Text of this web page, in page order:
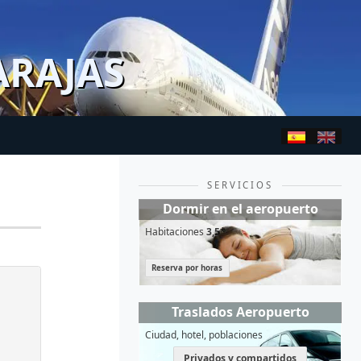
SERVICIOS
Dormir en el aeropuerto
Habitaciones3,5*
Reserva por horas
Traslados Aeropuerto
Ciudad, hotel, poblaciones